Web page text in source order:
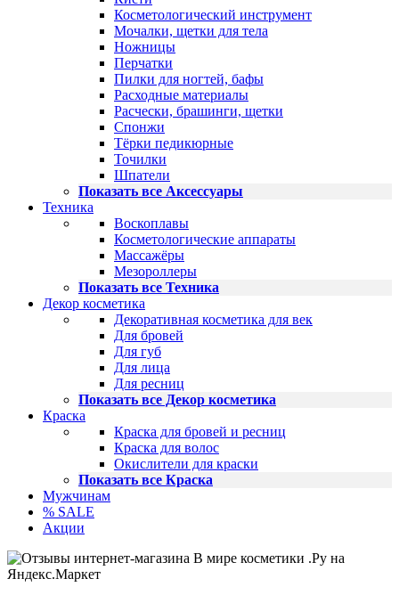
Косметологический инструмент
Мочалки, щетки для тела
Ножницы
Перчатки
Пилки для ногтей, бафы
Расходные материалы
Расчески, брашинги, щетки
Спонжи
Тёрки педикюрные
Точилки
Шпатели
Показать все Аксессуары
Техника
Воскоплавы
Косметологические аппараты
Массажёры
Мезороллеры
Показать все Техника
Декор косметика
Декоративная косметика для век
Для бровей
Для губ
Для лица
Для ресниц
Показать все Декор косметика
Краска
Краска для бровей и ресниц
Краска для волос
Окислители для краски
Показать все Краска
Мужчинам
% SALE
Акции